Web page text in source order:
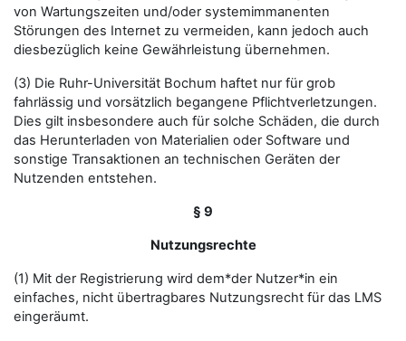
von Wartungszeiten und/oder systemimmanenten
Störungen des Internet zu vermeiden, kann jedoch auch
diesbezüglich keine Gewährleistung übernehmen.
(3) Die Ruhr-Universität Bochum haftet nur für grob
fahrlässig und vorsätzlich begangene Pflichtverletzungen.
Dies gilt insbesondere auch für solche Schäden, die durch
das Herunterladen von Materialien oder Software und
sonstige Transaktionen an technischen Geräten der
Nutzenden entstehen.
§ 9
Nutzungsrechte
(1) Mit der Registrierung wird dem*der Nutzer*in ein
einfaches, nicht übertragbares Nutzungsrecht für das LMS
eingeräumt.